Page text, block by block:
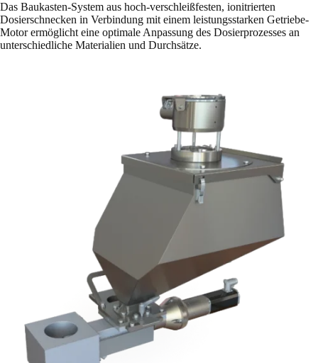
Das Baukasten-System aus hoch-verschleißfesten, ionitrierten
Dosierschnecken in Verbindung mit einem leistungsstarken Getriebe-
Motor ermöglicht eine optimale Anpassung des Dosierprozesses an
unterschiedliche Materialien und Durchsätze.